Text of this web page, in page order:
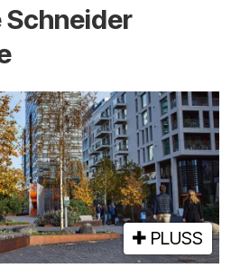
Schneider
PLUSS